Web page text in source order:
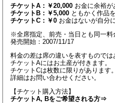
チケットA：￥20,000 お金に余裕
チケットB：￥5,000 ともかく作品
チケットC：￥0 お金はないが自分
※全席指定、前売・当日とも同一料
発売開始：2007/11/17
料金の差は席の違いを表すものでは
チケットAにはお土産が付きます。
チケットCは枚数に限りがあります
詳細はお問い合わせください。
【チケット購入方法】
チケットA, Bをご希望される方⇒